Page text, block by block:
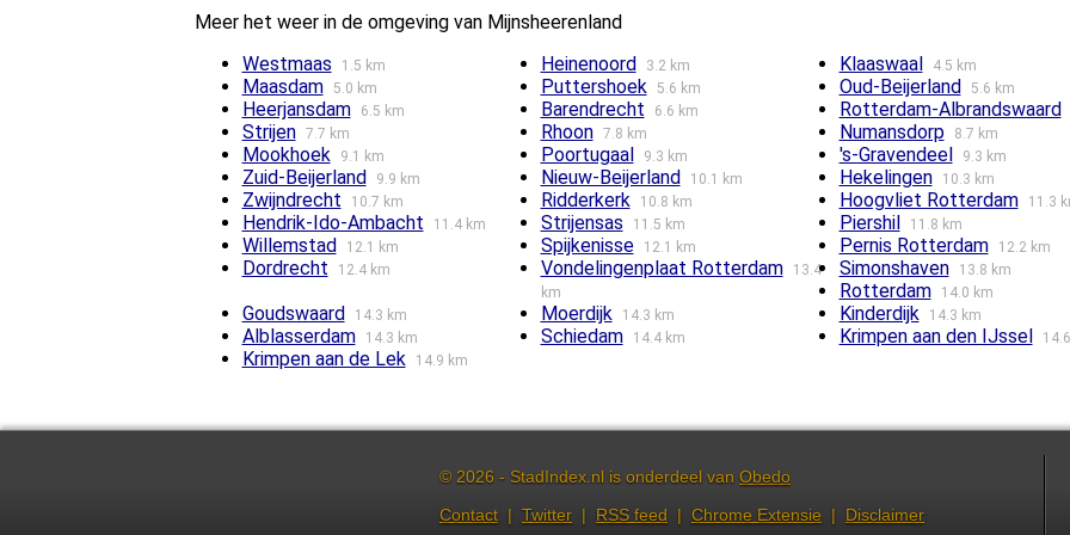
Meer het weer in de omgeving van Mijnsheerenland
Westmaas
1.5 km Heinenoord 3.2 km Klaaswaal 4.5 km
Maasdam 5.0 km Puttershoek 5.6 km Oud-Beijerland 5.6 km
Heerjansdam 6.5 km Barendrecht 6.6 km Rotterdam-Albrandswaard
Strijen 7.7 km Rhoon 7.8 km Numansdorp 8.7 km
Mookhoek 9.1 km Poortugaal 9.3 km 's-Gravendeel 9.3 km
Zuid-Beijerland 9.9 km Nieuw-Beijerland 10.1 km Hekelingen 10.3 km
Zwijndrecht 10.7 km Ridderkerk 10.8 km Hoogvliet Rotterdam 11.3
Hendrik-Ido-Ambacht 11.4 km Strijensas 11.5 km Piershil 11.8 km
Willemstad 12.1 km Spijkenisse 12.1 km Pernis Rotterdam 12.2 km
Dordrecht 12.4 km Vondelingenplaat Rotterdam
13.4
km
Simonshaven 13.8 km
Rotterdam 14.0 km
Goudswaard 14.3 km Moerdijk 14.3 km Kinderdijk 14.3 km
Alblasserdam 14.3 km Schiedam 14.4 km Krimpen aan den IJssel
Krimpen aan de Lek 14.9 km
© 2026 - StadIndex.nl is onderdeel van Obedo
Contact | Twitter | RSS feed | Chrome Extensie | Disclaimer